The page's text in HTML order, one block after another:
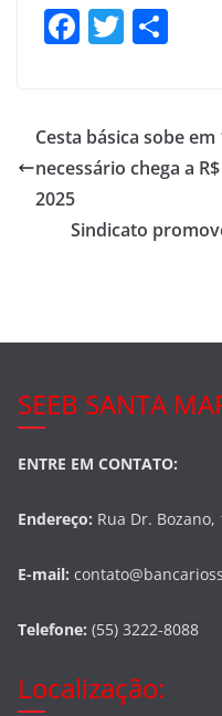
F
e
b
o
T
er e
Cesta básica sobe
necessário chega a
2025
Sindicato
SEEB SANTA
ENTRE EM CONTATO:
Endereço: Rua Dr.
E-mail:
Telefone: (55) 3222-8088
Localização: